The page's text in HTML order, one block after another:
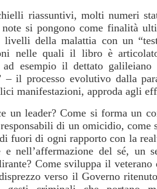
riassuntivi, molti numeri
si pongono come finalità
livelli della malattia con un
nelle quali il libro è
ad esempio il dettato galileiano
– il processo evolutivo dalla
manifestazioni, approda agli
un leader? Come si forma un
di un omicidio, come
fuori di ogni rapporto con la
e nell’affermazione del sé, un
Come sviluppa il veterano
verso il Governo